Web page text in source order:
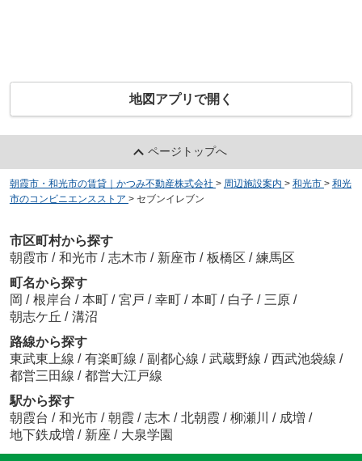
地図アプリで開く
ページトップへ
朝霞市・和光市の賃貸｜かつみ不動産株式会社 > 周辺施設案内 > 和光市 > 和光
市のコンビニエンスストア > セブンイレブン
市区町村から探す
朝霞市 / 和光市 / 志木市 / 新座市 / 板橋区 / 練馬区
町名から探す
岡 / 根岸台 / 本町 / 宮戸 / 幸町 / 本町 / 白子 / 三原 /
朝志ケ丘 / 溝沼
路線から探す
東武東上線 / 有楽町線 / 副都心線 / 武蔵野線 / 西武池袋線 /
都営三田線 / 都営大江戸線
駅から探す
朝霞台 / 和光市 / 朝霞 / 志木 / 北朝霞 / 柳瀬川 / 成増 /
地下鉄成増 / 新座 / 大泉学園